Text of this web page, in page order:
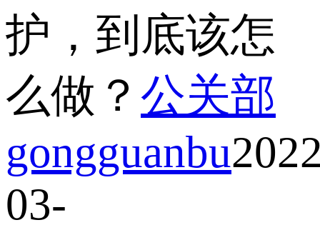
护，到底该怎
么做？ 公关部
gongguanbu
03-